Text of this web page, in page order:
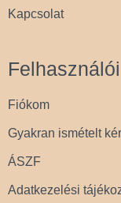
Kapcsolat
Fiókom
Gyakran ismételt
ÁSZF
Adatkezelési